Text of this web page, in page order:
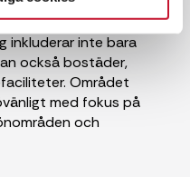
inkluderar inte bara
också bostäder,
Området
med fokus på
och